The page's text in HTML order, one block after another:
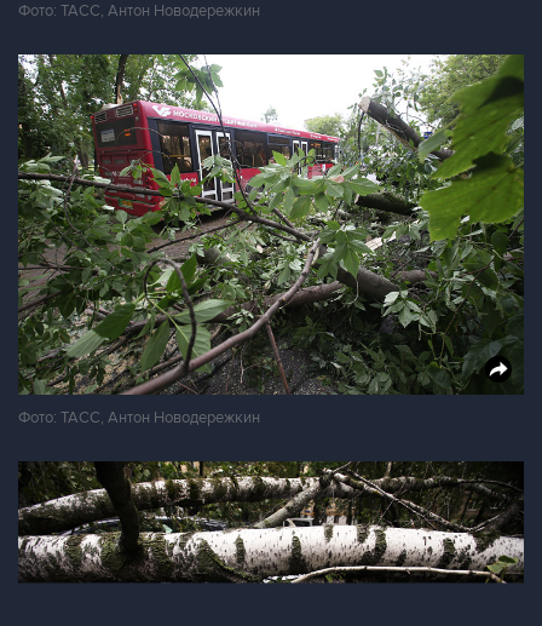
Фото: ТАСС, Антон Новодережкин
Фото: ТАСС, Антон Новодережкин